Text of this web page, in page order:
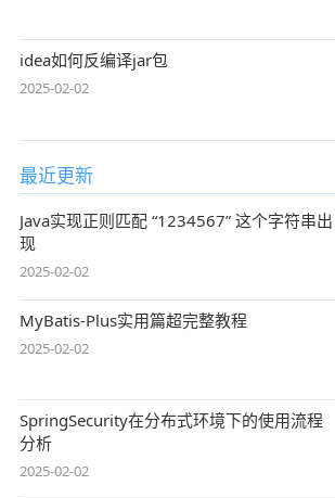
idea如何反编译jar包
2025-02-02
最近更新
Java实现正则匹配 “1234567” 这个字符串出
现
2025-02-02
MyBatis-Plus实用篇超完整教程
2025-02-02
SpringSecurity在分布式环境下的使用流程
分析
2025-02-02